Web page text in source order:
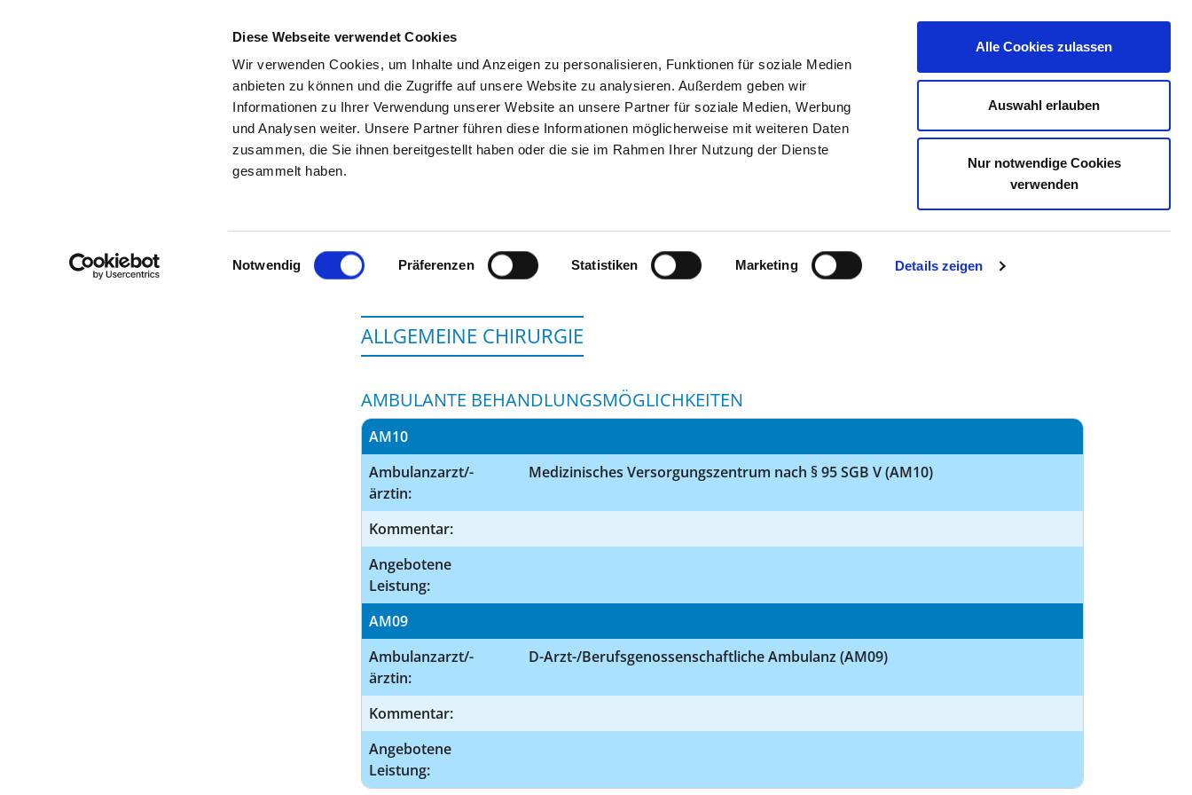
Diese Webseite verwendet Cookies
Wir verwenden Cookies, um Inhalte und Anzeigen zu personalisieren, Funktionen für soziale Medien
anbieten zu können und die Zugriffe auf unsere Website zu analysieren. Außerdem geben wir
Informationen zu Ihrer Verwendung unserer Website an unsere Partner für soziale Medien, Werbung
und Analysen weiter. Unsere Partner führen diese Informationen möglicherweise mit weiteren Daten
zusammen, die Sie ihnen bereitgestellt haben oder die sie im Rahmen Ihrer Nutzung der Dienste
gesammelt haben.
Einwilligungsauswahl
Notwendig Präferenzen Statistiken Marketing Details zeigen
Alle Cookies zulassen
Auswahl erlauben
Nur notwendige Cookies
verwenden
SUCHEN TIPPS & HILFE DAS DKV STELLENBÖRSE KONTAKT IHRE MEINUNG
Startseite der Fachabteilung
ALLGEMEINE CHIRURGIE
AMBULANTE BEHANDLUNGSMÖGLICHKEITEN
AM10
Ambulanzarzt/-
ärztin:
Medizinisches Versorgungszentrum nach § 95 SGB V (AM10)
Kommentar:
Angebotene
Leistung:
AM09
Ambulanzarzt/-
ärztin:
D-Arzt-/Berufsgenossenschaftliche Ambulanz (AM09)
Kommentar:
Angebotene
Leistung: